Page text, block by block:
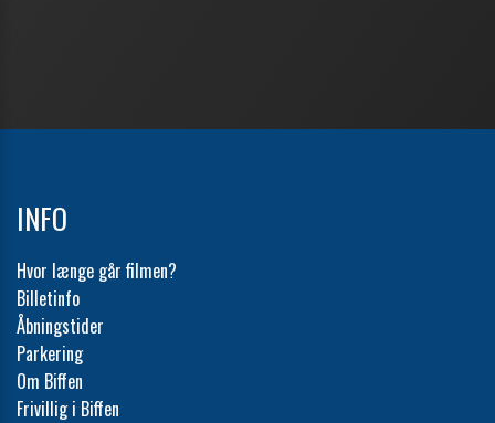
INFO
Hvor længe går filmen?
Billetinfo
Åbningstider
Parkering
Om Biffen
Frivillig i Biffen